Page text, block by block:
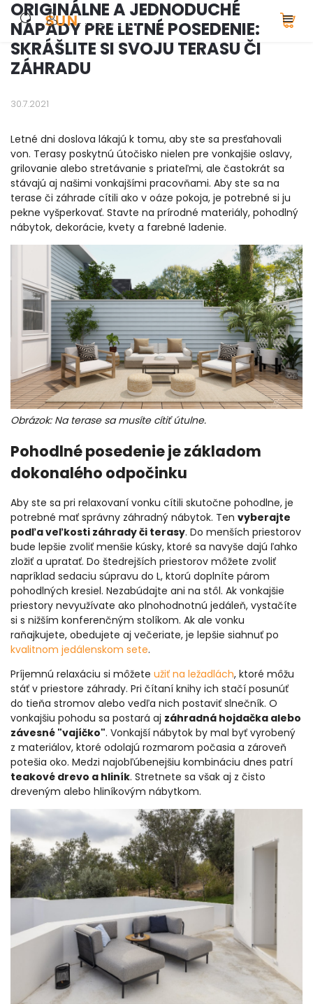
ORIGINÁLNE A JEDNODUCHÉ
NÁPADY PRE LETNÉ POSEDENIE:
SKRÁŠLITE SI SVOJU TERASU ČI
ZÁHRADU
30.7.2021
Letné dni doslova lákajú k tomu, aby ste sa presťahovali
von. Terasy poskytnú útočisko nielen pre vonkajšie oslavy,
grilovanie alebo stretávanie s priateľmi, ale častokrát sa
stávajú aj našimi vonkajšími pracovňami. Aby ste sa na
terase či záhrade cítili ako v oáze pokoja, je potrebné si ju
pekne vyšperkovať. Stavte na prírodné materiály, pohodlný
nábytok, dekorácie, kvety a farebné ladenie.
Obrázok: Na terase sa musíte cítiť útulne.
Pohodlné posedenie je základom
dokonalého odpočinku
Aby ste sa pri relaxovaní vonku cítili skutočne pohodlne, je
potrebné mať správny záhradný nábytok. Ten vyberajte
podľa veľkosti záhrady či terasy. Do menších priestorov
bude lepšie zvoliť menšie kúsky, ktoré sa navyše dajú ľahko
zložiť a upratať. Do štedrejších priestorov môžete zvoliť
napríklad sedaciu súpravu do L, ktorú doplníte párom
pohodlných kresiel. Nezabúdajte ani na stôl. Ak vonkajšie
priestory nevyužívate ako plnohodnotnú jedáleň, vystačíte
si s nižším konferenčným stolíkom. Ak ale vonku
raňajkujete, obedujete aj večeriate, je lepšie siahnuť po
kvalitnom jedálenskom sete.
Príjemnú relaxáciu si môžete užiť na ležadlách, ktoré môžu
stáť v priestore záhrady. Pri čítaní knihy ich stačí posunúť
do tieňa stromov alebo vedľa nich postaviť slnečník. O
vonkajšiu pohodu sa postará aj záhradná hojdačka alebo
závesné "vajíčko". Vonkajší nábytok by mal byť vyrobený
z materiálov, ktoré odolajú rozmarom počasia a zároveň
potešia oko. Medzi najobľúbenejšiu kombináciu dnes patrí
teakové drevo a hliník. Stretnete sa však aj z čisto
dreveným alebo hliníkovým nábytkom.